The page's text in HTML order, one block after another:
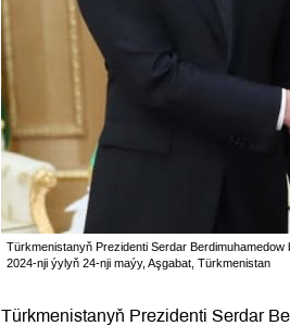
Türkmenistanyň Prezidenti Serdar
2024-nji ýylyň 24-nji maýy, Aşgabat, Türkmenistan
Türkmenistanyň Prezidenti Serdar